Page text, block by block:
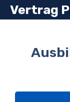
Zum
InhaltVertrag